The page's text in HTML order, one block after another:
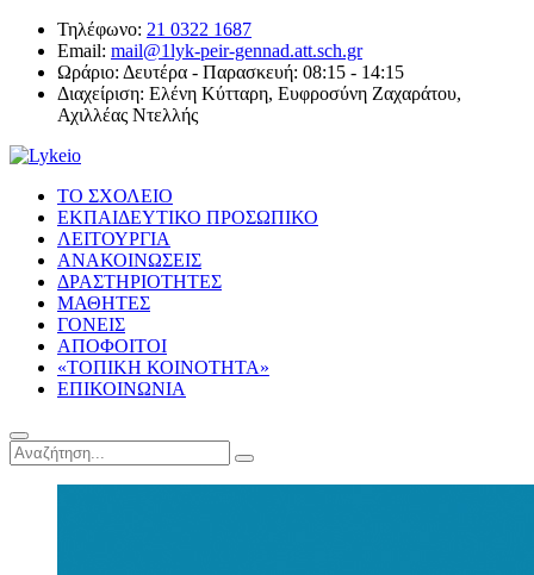
Τηλέφωνο: 21 0322 1687
Email: mail@1lyk-peir-gennad.att.sch.gr
Ωράριο: Δευτέρα - Παρασκευή: 08:15 - 14:15
Διαχείριση: Ελένη Κύτταρη, Ευφροσύνη Ζαχαράτου,
Αχιλλέας Ντελλής
ΤΟ ΣΧΟΛΕΙΟ
ΕΚΠΑΙΔΕΥΤΙΚΟ ΠΡΟΣΩΠΙΚΟ
ΛΕΙΤΟΥΡΓΙΑ
ΑΝΑΚΟΙΝΩΣΕΙΣ
ΔΡΑΣΤΗΡΙΟΤΗΤΕΣ
ΜΑΘΗΤΕΣ
ΓΟΝΕΙΣ
ΑΠΟΦΟΙΤΟΙ
«ΤΟΠΙΚΗ ΚΟΙΝΟΤΗΤΑ»
ΕΠΙΚΟΙΝΩΝΙΑ